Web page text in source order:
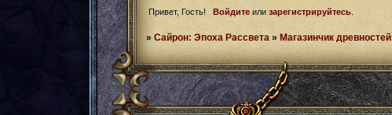
Привет, Гость! Войдитеили зарегистрируйтесь.
» Сайрон: Эпоха Рассвета » Магазинчик древностей